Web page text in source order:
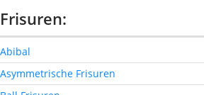
Frisuren:
Abibal
Asymmetrische Frisuren